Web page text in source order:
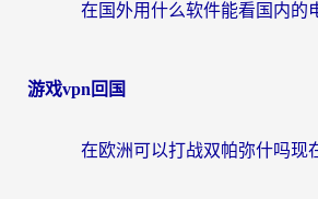
游戏vpn回国